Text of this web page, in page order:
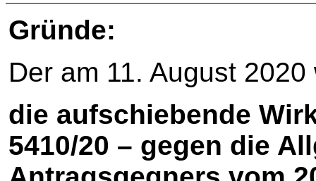
Gründe:
Der am 11. August
die aufschiebende
5410/20 – gegen die